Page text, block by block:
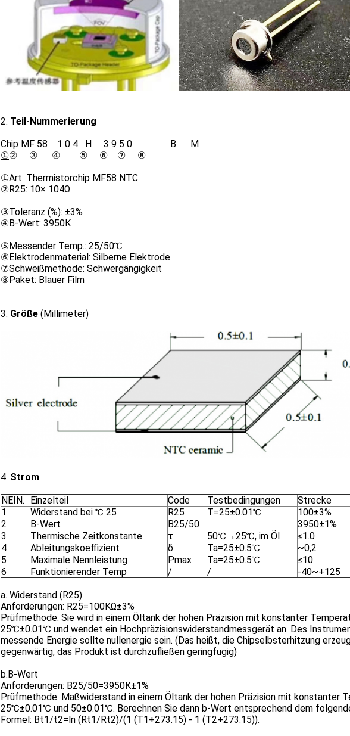
2. Teil-Nummerierung
Chip MF 58 1 0 4 H 3 9 5 0 B M
①② ③ ④ ⑤ ⑥ ⑦ ⑧
①Art: Thermistorchip MF58 NTC
②R25: 10× 104Ω
③Toleranz (%): ±3%
④B-Wert: 3950K
⑤Messender Temp.: 25/50℃
⑥Elektrodenmaterial: Silberne Elektrode
⑦Schweißmethode: Schwergängigkeit
⑧Paket: Blauer Film
3. Größe (Millimeter)
4. Strom
NEIN. Einzelteil Code Testbedingungen Strecke
1
Widerstand bei ℃ 25 R25 T=25±0.01℃ 100±3%
2
B-Wert B25/50 3950±1%
3
Thermische Zeitkonstante τ 50℃→25℃, im Öl ≤1.0
4
Ableitungskoeffizient δ Ta=25±0.5℃ ~0,2
5
Maximale Nennleistung Pmax Ta=25±0.5℃ ≤10
6
Funktionierender Temp / / -40~+125
a. Widerstand (R25)
Anforderungen: R25=100KΩ±3%
Prüfmethode: Sie wird in einem Öltank der hohen Präzision mit konstanter
25℃±0.01℃ und wendet ein Hochpräzisionswiderstandmessgerät an. Des
messende Energie sollte nullenergie sein. (Das heißt, die Chipselbsterhitzung
gegenwärtig, das Produkt ist durchzufließen geringfügig)
b.B-Wert
Anforderungen: B25/50=3950K±1%
Prüfmethode: Maßwiderstand in einem Öltank der hohen Präzision mit konstanter
25℃±0.01℃ und 50±0.01℃. Berechnen Sie dann b-Wert entsprechend dem
Formel: Bt1/t2=ln (Rt1/Rt2)/(1 (T1+273.15) - 1 (T2+273.15)).